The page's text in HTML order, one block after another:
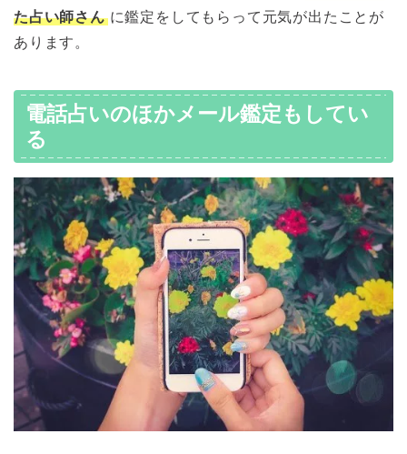
た占い師さん に鑑定をしてもらって元気が出たことが
あります。
電話占いのほかメール鑑定もしてい
る